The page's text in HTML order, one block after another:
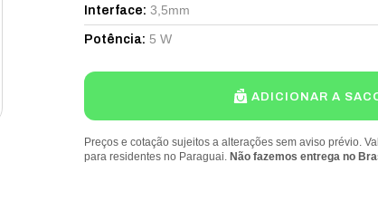
Interface: 3,5mm
Potência: 5 W
ADICIONAR A
Preços e cotação sujeitos a alterações sem aviso prévio.
para residentes no Paraguai. Não fazemos entrega no